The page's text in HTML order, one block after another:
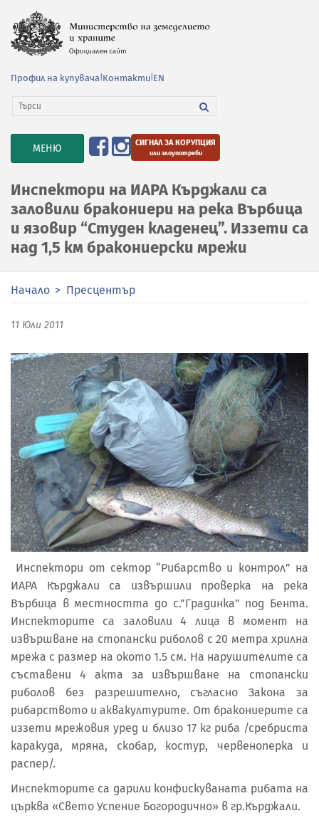
Профил на купувача Контакти EN
TOGGLE
NAVIGATION
МЕНЮ СИГНАЛ ЗА КОРУПЦИЯ
или злоупотреби
Инспектори на ИАРА Кърджали са
заловили бракониери на река Върбица
и язовир “Студен кладенец”. Иззети са
над 1,5 км бракониерски мрежи
Начало Пресцентър
11 Юли 2011
Инспектори от сектор “Рибарство и контрол” на
ИАРА Кърджали са извършили проверка на река
Върбица в местността до с.”Градинка” под Бента.
Инспекторите са заловили 4 лица в момент на
извършване на стопански риболов с 20 метра хрилна
мрежа с размер на окото 1.5 см. На нарушителите са
съставени 4 акта за извършване на стопански
риболов без разрешително, съгласно Закона за
рибарството и аквакултурите. От бракониерите са
иззети мрежовия уред и близо 17 кг риба /сребриста
каракуда, мряна, скобар, костур, червеноперка и
распер/.
Инспекторите са дарили конфискуваната рибата на
църква «Свето Успение Богородично» в гр.Кърджали.